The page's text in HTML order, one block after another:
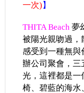
一次) 】
THITA Beach 夢
被陽光親吻過，
感受到一種無與
辦公司聚會，三
光，這裡都是一
椅、碧藍的海水